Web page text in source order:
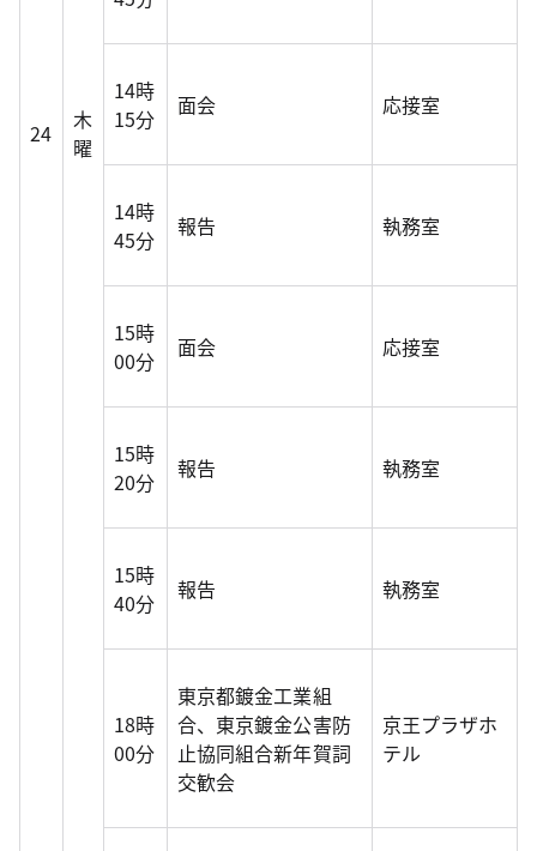
24
木
曜
14時
15分
面会 応接室
14時
45分
報告 執務室
15時
00分
面会 応接室
15時
20分
報告 執務室
15時
40分
報告 執務室
18時
00分
東京都鍍金工業組
合、東京鍍金公害防
止協同組合新年賀詞
交歓会
京王プラザホ
テル